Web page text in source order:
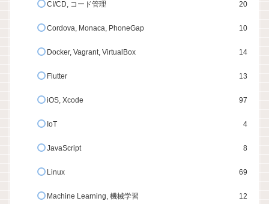
CI/CD, コード管理 20
Cordova, Monaca, PhoneGap 10
Docker, Vagrant, VirtualBox 14
Flutter 13
iOS, Xcode 97
IoT 4
JavaScript 8
Linux 69
Machine Learning, 機械学習 12